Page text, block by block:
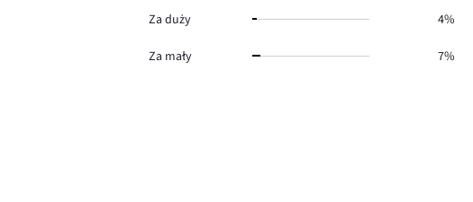
Za duży 4%
Za mały 7%